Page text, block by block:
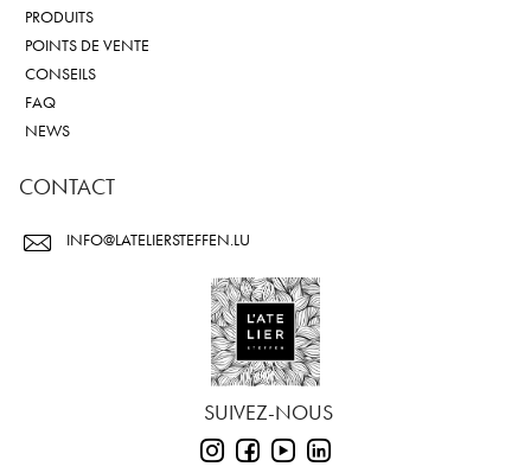
PRODUITS
POINTS DE VENTE
CONSEILS
FAQ
NEWS
CONTACT
INFO@LATELIERSTEFFEN.LU
SUIVEZ-NOUS